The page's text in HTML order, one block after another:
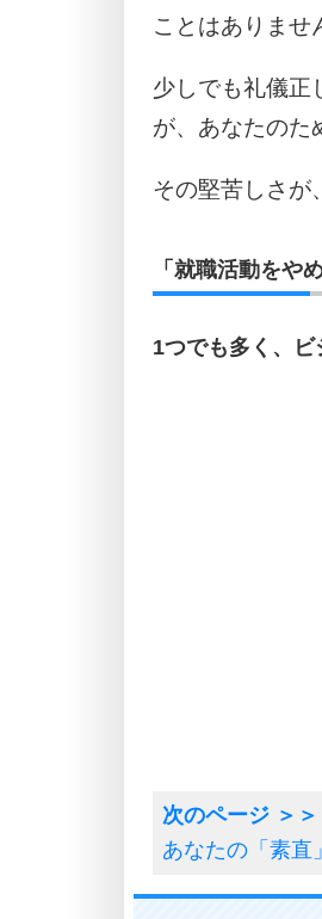
ことはありませ
少しでも礼儀正
が、あなたのた
その堅苦しさが
「就職活動をや
1つでも多く、ビ
あなたの「素直